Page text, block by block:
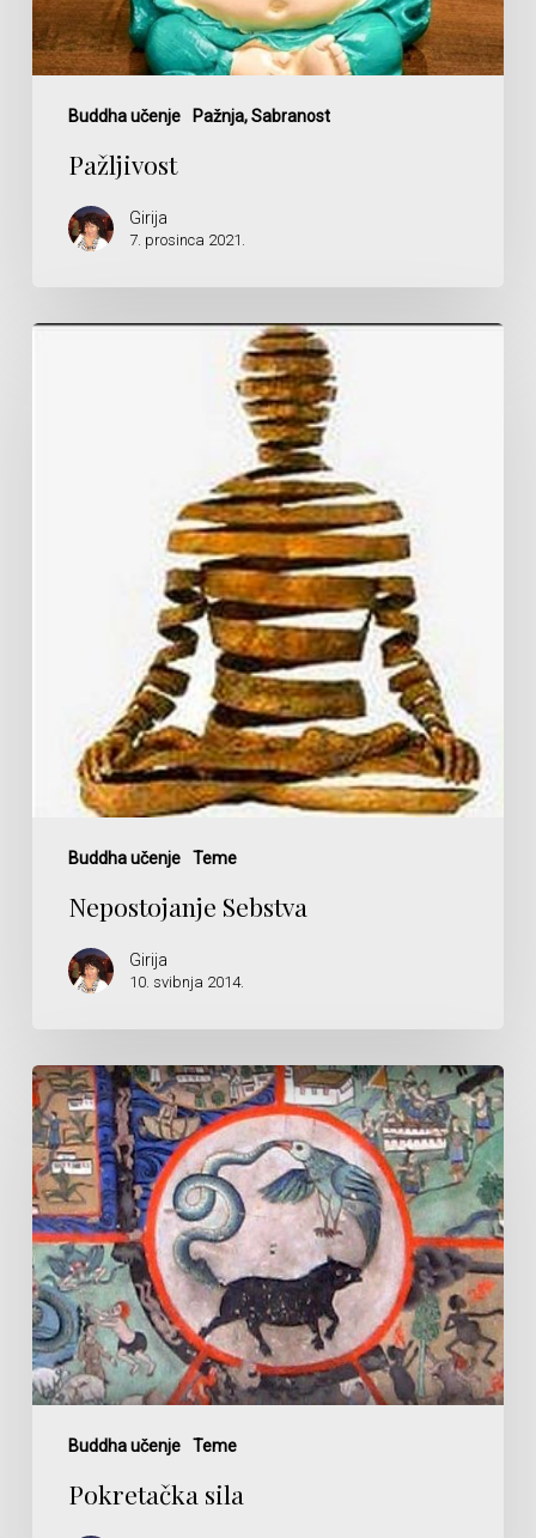
Buddha učenje Pažnja, Sabranost
Pažljivost
Girija
7. prosinca 2021.
Buddha učenje Teme
Nepostojanje Sebstva
Girija
10. svibnja 2014.
Buddha učenje Teme
Pokretačka
sila
Pokretačka sila